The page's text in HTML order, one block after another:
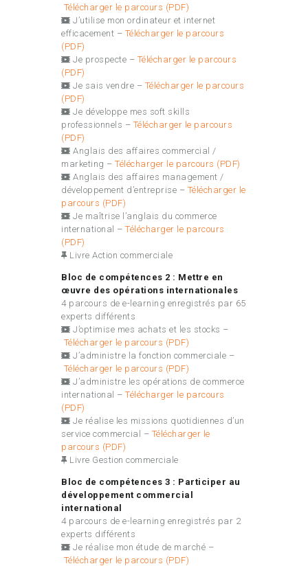
Télécharger le parcours (PDF)
J’utilise mon ordinateur et internet
efficacement – Télécharger le parcours
(PDF)
Je prospecte – Télécharger le parcours
(PDF)
Je sais vendre – Télécharger le parcours
(PDF)
Je développe mes soft skills
professionnels – Télécharger le parcours
(PDF)
Anglais des affaires commercial /
marketing – Télécharger le parcours (PDF)
Anglais des affaires management /
développement d’entreprise – Télécharger le
parcours (PDF)
Je maîtrise l’anglais du commerce
international – Télécharger le parcours
(PDF)
Livre Action commerciale
Bloc de compétences 2 : Mettre en
œuvre des opérations internationales
4 parcours de e-learning enregistrés par 65
experts différents
J’optimise mes achats et les stocks –
Télécharger le parcours (PDF)
J’administre la fonction commerciale –
Télécharger le parcours (PDF)
J’administre les opérations de commerce
international – Télécharger le parcours
(PDF)
Je réalise les missions quotidiennes d’un
service commercial – Télécharger le
parcours (PDF)
Livre Gestion commerciale
Bloc de compétences 3 : Participer au
développement commercial
international
4 parcours de e-learning enregistrés par 2
experts différents
Je réalise mon étude de marché –
Télécharger le parcours (PDF)